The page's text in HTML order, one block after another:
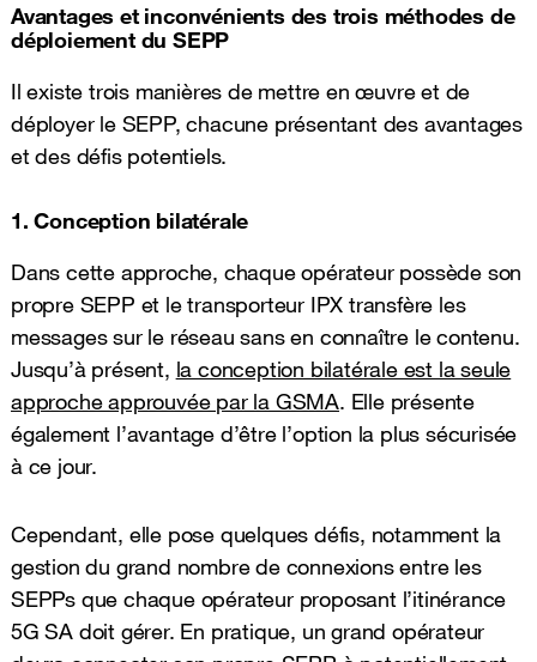
Avantages et inconvénients des trois méthodes de
déploiement du SEPP
Il existe trois manières de mettre en œuvre et de
déployer le SEPP, chacune présentant des avantages
et des défis potentiels.
1. Conception bilatérale
Dans cette approche, chaque opérateur possède son
propre SEPP et le transporteur IPX transfère les
messages sur le réseau sans en connaître le contenu.
Jusqu’à présent, la conception bilatérale est la seule
approche approuvée par la GSMA. Elle présente
également l’avantage d’être l’option la plus sécurisée
à ce jour.
Cependant, elle pose quelques défis, notamment la
gestion du grand nombre de connexions entre les
SEPPs que chaque opérateur proposant l’itinérance
5G SA doit gérer. En pratique, un grand opérateur